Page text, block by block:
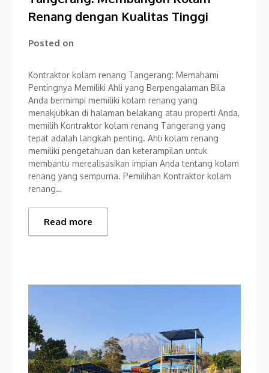
Renang dengan Kualitas Tinggi
Posted on
Kontraktor kolam renang Tangerang: Memahami
Pentingnya Memiliki Ahli yang Berpengalaman Bila
Anda bermimpi memiliki kolam renang yang
menakjubkan di halaman belakang atau properti Anda,
memilih Kontraktor kolam renang Tangerang yang
tepat adalah langkah penting. Ahli kolam renang
memiliki pengetahuan dan keterampilan untuk
membantu merealisasikan impian Anda tentang kolam
renang yang sempurna. Pemilihan Kontraktor kolam
renang…
Read more